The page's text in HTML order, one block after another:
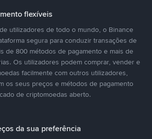
flexíveis
utilizadores de todo o mundo, o Binance
segura para conduzir transações de
de 800 métodos de pagamento e mais de
Os utilizadores podem comprar, vender e
facilmente com outros utilizadores,
os seus preços e métodos de pagamento
de criptomoedas aberto.
da sua preferência